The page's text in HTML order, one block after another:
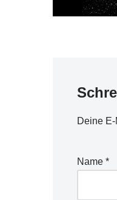
Deine
Name *